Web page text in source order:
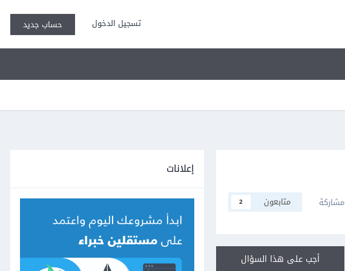
تسجيل الدخول حساب جديد
مشاركة متابعون 2
أجب على هذا السؤال
إعلانات